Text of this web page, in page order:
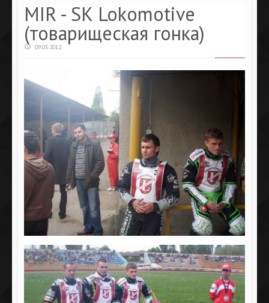
MIR - SK Lokomotive
(товарищеская гонка)
09.05.2012